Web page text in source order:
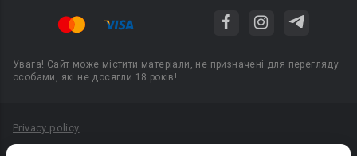
Увага! Сайт може містити матеріали, не призначені для перегляду
особами, які не досягли 18 років!
Privacy policy